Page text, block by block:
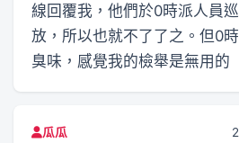
線回覆我，他們於0時派人員
放，所以也就不了了之。但0
臭味，感覺我的檢舉是無用的
瓜瓜